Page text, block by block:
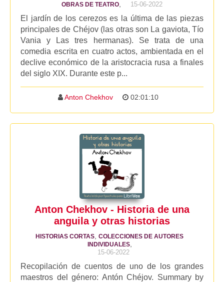
OBRAS DE TEATRO 15-06-2022
El jardín de los cerezos es la última de las piezas
principales de Chéjov (las otras son La gaviota, Tío
Vania y Las tres hermanas). Se trata de una
comedia escrita en cuatro actos, ambientada en el
declive económico de la aristocracia rusa a finales
del siglo XIX. Durante este p...
Anton Chekhov 02:01:10
Anton Chekhov - Historia de una
anguila y otras historias
HISTORIAS CORTAS COLECCIONES DE AUTORES
INDIVIDUALES,
15-06-2022
Recopilación de cuentos de uno de los grandes
maestros del género: Antón Chéjov. Summary by